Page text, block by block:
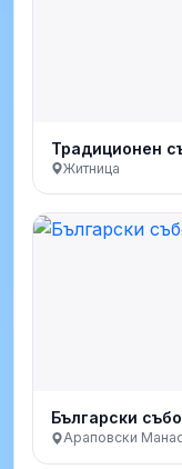
Традиционен
Житница
Български
Араповски